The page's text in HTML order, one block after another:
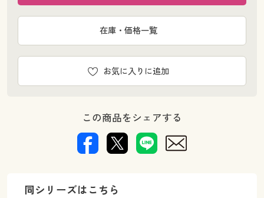
お気に入りに追加
在庫・価格一覧
この商品をシェアする
同シリーズはこちら